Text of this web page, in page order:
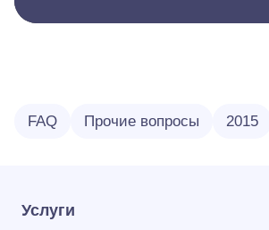
FAQ Прочие вопросы 2015
Услуги